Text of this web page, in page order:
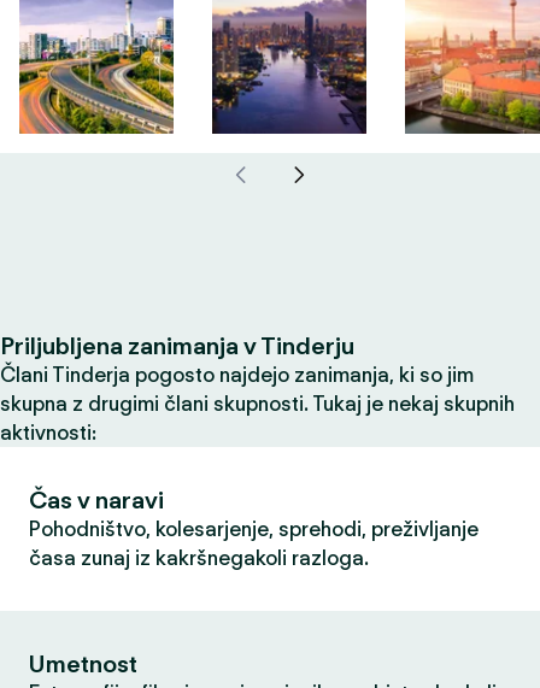
Priljubljena zanimanja v Tinderju
Člani Tinderja pogosto najdejo zanimanja, ki so jim
skupna z drugimi člani skupnosti. Tukaj je nekaj skupnih
aktivnosti:
Čas v naravi
Pohodništvo, kolesarjenje, sprehodi, preživljanje
časa zunaj iz kakršnegakoli razloga.
Umetnost